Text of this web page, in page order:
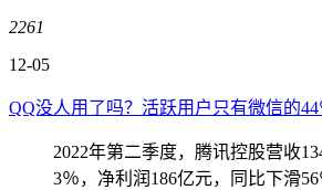
2261
12-05
QQ没人用了吗？活跃用户只有微信的44
2022年第二季度，腾讯控股营收
3％，净利润186亿元，同比下滑